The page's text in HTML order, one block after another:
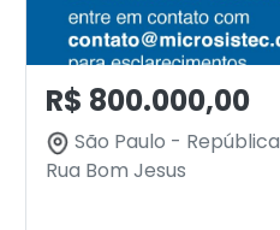
R$ 800.000,00
São Paulo - República
Rua Bom Jesus